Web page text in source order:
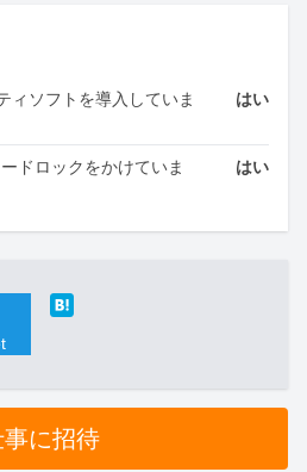
ィソフトを導入していま
はい
ドロックをかけていま
はい
事に招待